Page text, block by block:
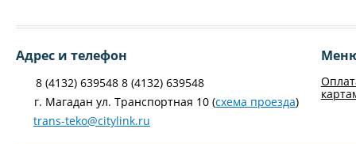
Адрес и телефон
8 (4132) 639548 8 (4132) 639548
г. Магадан ул. Транспортная 10 (схема проезда)
trans-teko@citylink.ru